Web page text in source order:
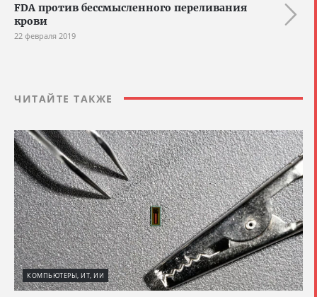
FDA против бессмысленного переливания
крови
22 февраля 2019
ЧИТАЙТЕ ТАКЖЕ
КОМПЬЮТЕРЫ, ИТ, ИИ